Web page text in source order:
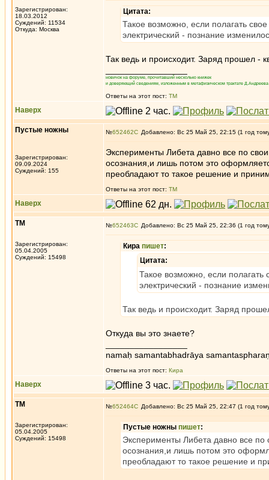
Зарегистрирован:
18.03.2012
Суждений: 11534
Откуда: Москва
Цитата:
Такое возможно, если полагать
электрический - познание
Так ведь и происходит. Заряд прошел -
новичок на форуме, прочитавший несколько книжек
и доверяющий сведениям, изложенным в метафизическом трактате
Ответы на этот пост: ТМ
Наверх
Пустые ножны
Зарегистрирован:
09.09.2024
Суждений: 155
№652462 Добавлено: Вс 25 Май 25, 22:15 (1 год
Эксперименты Либета давно все по
осознания,и лишь потом это
преобладают то такое решение и
Ответы на этот пост: ТМ
Наверх
ТМ
Зарегистрирован:
05.04.2005
Суждений: 15498
№652463 Добавлено: Вс 25 Май 25, 22:36 (1 год
Кира пишет:
Цитата:
Такое возможно, если
электрический - познание
Так ведь и происходит. Заряд
Откуда вы это знаете?
namaḥ samantabhadrāya
Ответы на этот пост: Кира
Наверх
ТМ
Зарегистрирован:
05.04.2005
Суждений: 15498
№652464 Добавлено: Вс 25 Май 25, 22:47 (1 год
Пустые ножны пишет:
Эксперименты Либета давно все по
осознания,и лишь потом это
преобладают то такое решение и